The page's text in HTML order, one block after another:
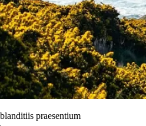
praesentium